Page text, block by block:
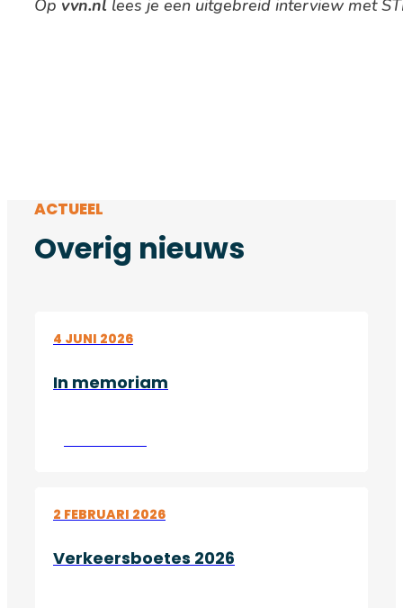
Op vvn.nl lees je een uitgebreid interview met
ACTUEEL
Overig nieuws
4 JUNI 2026
In memoriam
2 FEBRUARI 2026
Verkeersboetes 2026